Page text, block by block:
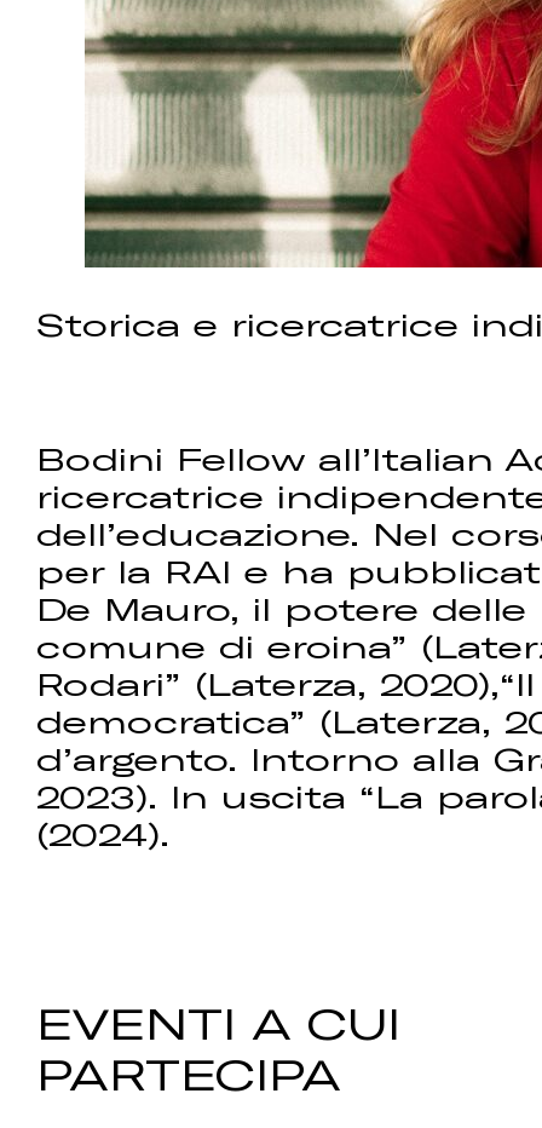
Storica e ricercatrice
Bodini Fellow all’Italian
ricercatrice
dell’educazione. Nel
per la RAI e ha
De Mauro, il potere delle
comune di eroina”
Rodari” (Laterza,
democratica” (Laterza,
d’argento. Intorno alla
2023). In uscita “La
(2024).
EVENTI A CUI
PARTECIPA